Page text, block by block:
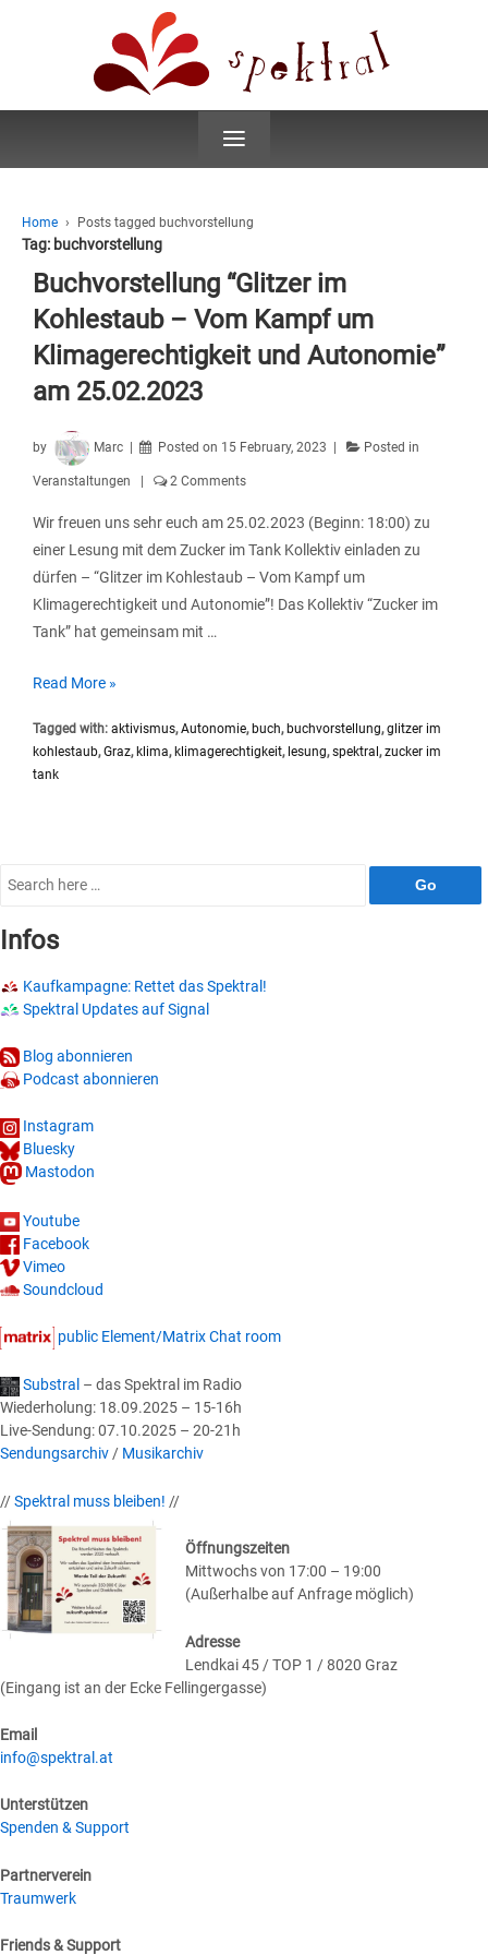
≡
Home › Posts tagged buchvorstellung
Tag: buchvorstellung
Buchvorstellung “Glitzer im
Kohlestaub – Vom Kampf um
Klimagerechtigkeit und Autonomie”
am 25.02.2023
by Marc Posted on 15 February, 2023 Posted in
Veranstaltungen 2 Comments
Wir freuen uns sehr euch am 25.02.2023 (Beginn: 18:00) zu
einer Lesung mit dem Zucker im Tank Kollektiv einladen zu
dürfen – “Glitzer im Kohlestaub – Vom Kampf um
Klimagerechtigkeit und Autonomie”! Das Kollektiv “Zucker im
Tank” hat gemeinsam mit …
Buchvorstellung
im
Kohlestaub
und
Autonomie”
am
25.02.2023
Read More »
Tagged with: aktivismus,Autonomie, buch, buchvorstellung,glitzer im
kohlestaub,Graz, klima, klimagerechtigkeit, lesung,spektral ,zucker im
tank
Search
Infos
Kaufkampagne: Rettet das Spektral!
Spektral Updates auf Signal
Blog abonnieren
Podcast abonnieren
Instagram
Bluesky
Mastodon
Youtube
Facebook
Vimeo
Soundcloud
public Element/Matrix Chat room
Substral – das Spektral im Radio
Wiederholung: 18.09.2025 – 15-16h
Live-Sendung: 07.10.2025 – 20-21h
Sendungsarchiv/ Musikarchiv
//Spektral muss bleiben! //
Öffnungszeiten
Mittwochs von 17:00 – 19:00
(Außerhalbe auf Anfrage möglich)
Adresse
Lendkai 45 / TOP 1 / 8020 Graz
(Eingang ist an der Ecke Fellingergasse)
Email
info@spektral.at
Unterstützen
Spenden & Support
Partnerverein
Traumwerk
Friends & Support